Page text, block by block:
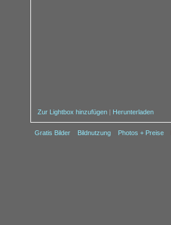
Zur Lightbox hinzufügen | Herunterladen
Gratis Bilder Bildnutzung Photos + Preise